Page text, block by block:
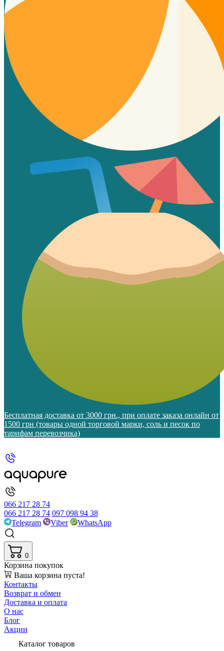
Бесплатная доставка от 3000 грн., при оплате заказа онлайн от
1500 грн (товары одной торговой марки, соль и песок по
тарифам перевозчика)
066 217 28 74
066 217 28 74 097 098 94 38
Telegram
Viber WhatsApp
0
Корзина покупок
Ваша корзина пуста!
Контакты
Возврат и обмен
Доставка и оплата
О нас
Блог
Акции
Каталог товаров